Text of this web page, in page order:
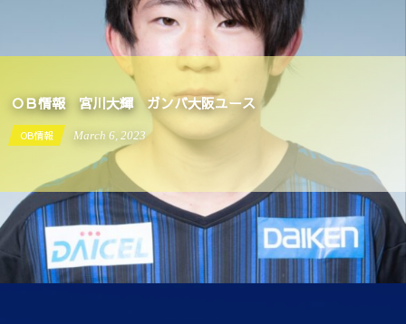
ＯＢ情報 宮川大輝 ガンバ大阪ユース
OB情報 March 6, 2023